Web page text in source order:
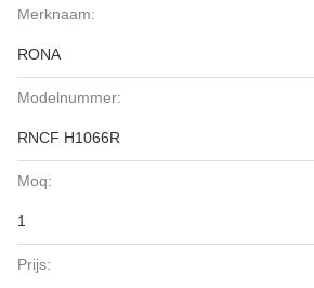
Merknaam:
RONA
Modelnummer:
RNCF H1066R
Moq:
1
Prijs: